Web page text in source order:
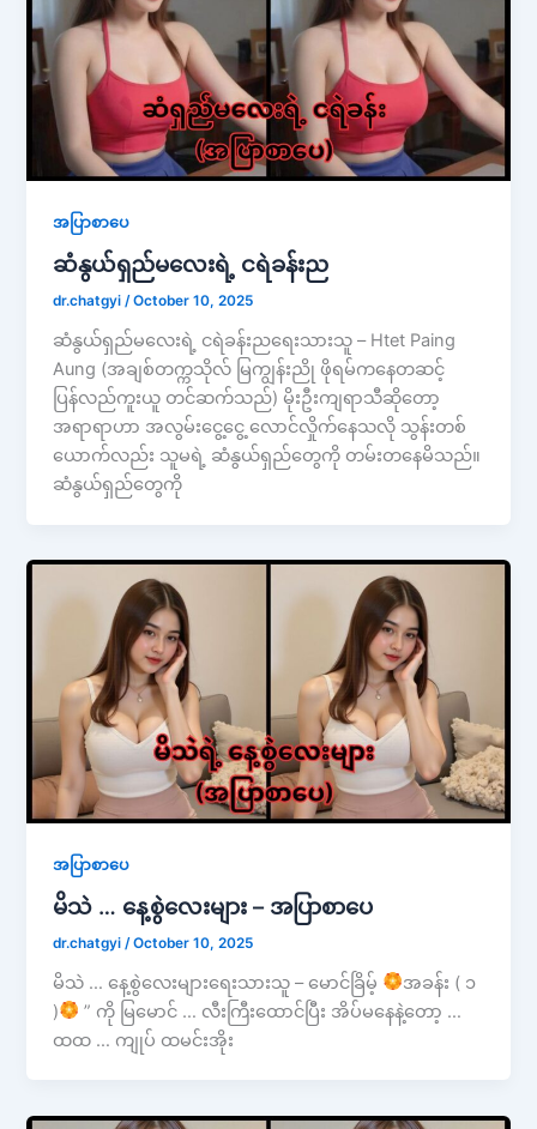
အပြာစာပေ
ဆံနွယ်ရှည်မလေးရဲ့ ငရဲခန်းည
dr.chatgyi/October 10, 2025
ဆံနွယ်ရှည်မလေးရဲ့ ငရဲခန်းညရေးသားသူ – Htet Paing
Aung (အချစ်တက္ကသိုလ် မြကျွန်းညို ဖိုရမ်ကနေတဆင့်
ပြန်လည်ကူးယူ တင်ဆက်သည်) မိုးဦးကျရာသီဆိုတော့
အရာရာဟာ အလွမ်းငွေ့ငွေ့ လောင်လှိုက်နေသလို သွန်းတစ်
ယောက်လည်း သူမရဲ့ ဆံနွယ်ရှည်တွေကို တမ်းတ​နေမိသည်။
ဆံနွယ်ရှည်တွေကို​
အပြာစာပေ
မိသဲ … နေ့စွဲလေးများ – အပြာစာပေ
dr.chatgyi /October 10, 2025
မိသဲ … နေ့စွဲလေးများရေးသားသူ – မောင်ခြိမ့်
အခန်း ( ၁
)
” ကို မြမောင် … လီးကြီးထောင်ပြီး အိပ်မနေနဲ့တော့ …
ထထ … ကျုပ် ထမင်းအိုး